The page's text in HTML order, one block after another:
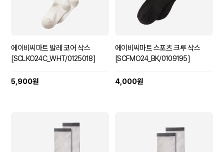
에이비씨마트 발레 코어 삭스
[SCLKO24C_WHT/0125018]
5,900원
에이비씨마트 스포츠 크루 삭스
[SCFMO24_BK/0109195]
4,000원